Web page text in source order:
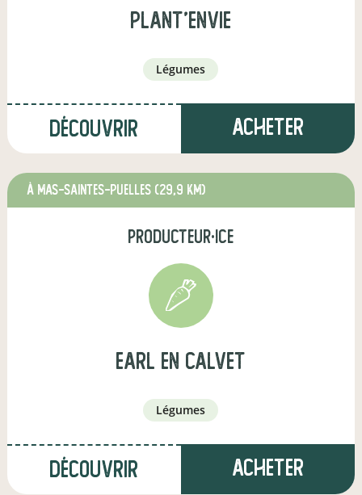
Plant'EnVie
légumes
Découvrir Acheter
à MAS-SAINTES-PUELLES (29,9 km)
producteur·ice
earl en calvet
légumes
Découvrir Acheter